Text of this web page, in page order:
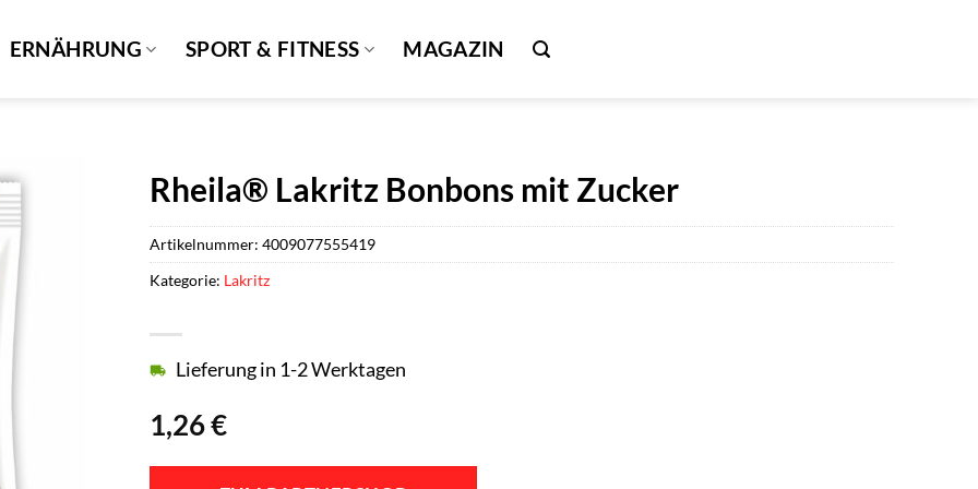
ERNÄHRUNG SPORT & FITNESS MAGAZIN
Rheila® Lakritz Bonbons mit Zucker
1,26€
Lieferung in 1-2 Werktagen
Artikelnummer:4009077555419
Kategorie: Lakritz